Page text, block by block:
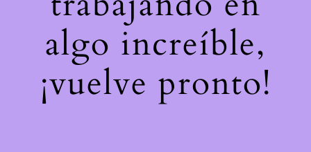
algo increíble,
¡vuelve pronto!